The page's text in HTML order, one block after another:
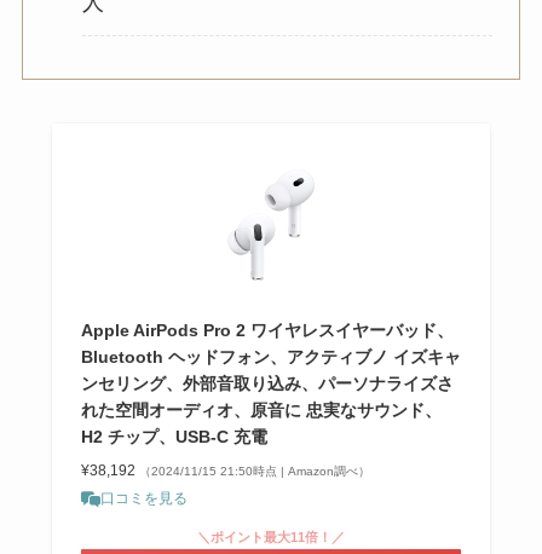
Apple AirPods Pro 2 ワイヤレスイヤーバッド、
Bluetooth ヘッドフォン、アクティブノ イズキャ
ンセリング、外部音取り込み、パーソナライズさ
れた空間オーディオ、原音に 忠実なサウンド、
H2 チップ、USB-C 充電
¥38,192 （2024/11/15 21:50時点 | Amazon調べ）
口コミを見る
＼ポイント最大11倍！／